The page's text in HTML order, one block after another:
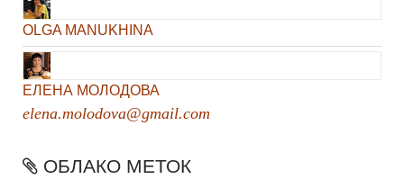
OLGA MANUKHINA
ЕЛЕНА МОЛОДОВА
elena.molodova@gmail.com
ОБЛАКО МЕТОК